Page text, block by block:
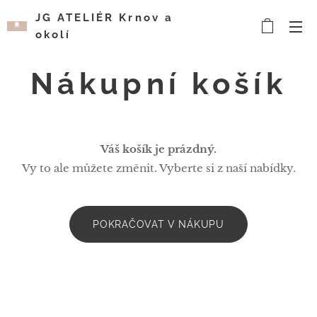
JG ATELIÉR Krnov a
okolí
Nákupní košík
Váš košík je prázdný.
Vy to ale můžete změnit. Vyberte si z naší nabídky.
POKRAČOVAT V NÁKUPU